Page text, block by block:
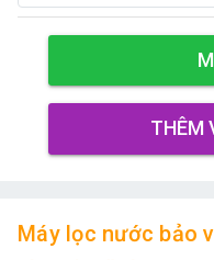
THÊM
Máy lọc nước bảo